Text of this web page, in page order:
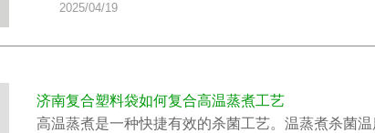
2025/04/19
济南复合塑料袋如何复合高温蒸煮工艺
高温蒸煮是一种快捷有效的杀菌工艺。温蒸煮杀菌